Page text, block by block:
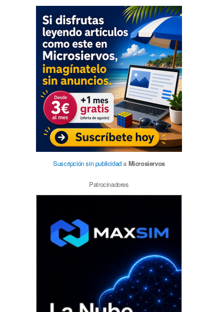
Suscripción sin publicidada Microsiervos
Patrocinadores